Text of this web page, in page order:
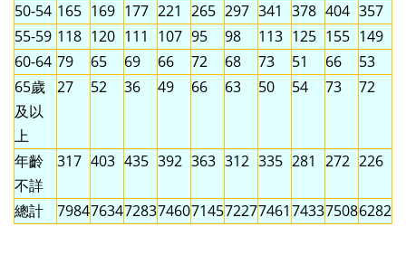
50-54 165 169 177 221 265 297 341 378 404 357
55-59 118 120 111 107 95 98 113 125 155 149
60-64 79 65 69 66 72 68 73 51 66
53
65歲
及以
上
27 52 36 49 66 63 50 54 73 72
年齡
不詳
317 403 435 392 363 312 335 281 272 226
總計 7984763472837460714572277461743375086282